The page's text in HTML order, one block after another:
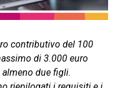
contributivo del 100
di 3.000 euro
almeno due figli.